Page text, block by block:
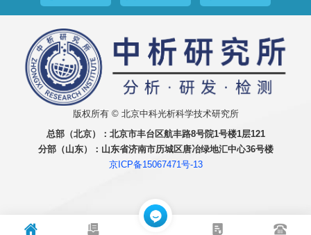
版权所有 © 北京中科光析科学技术研究所
总部（北京）： 北京市丰台区航丰路8号院1号楼1层121
分部（山东）： 山东省济南市历城区唐冶绿地汇中心36号楼
京ICP备15067471号-13